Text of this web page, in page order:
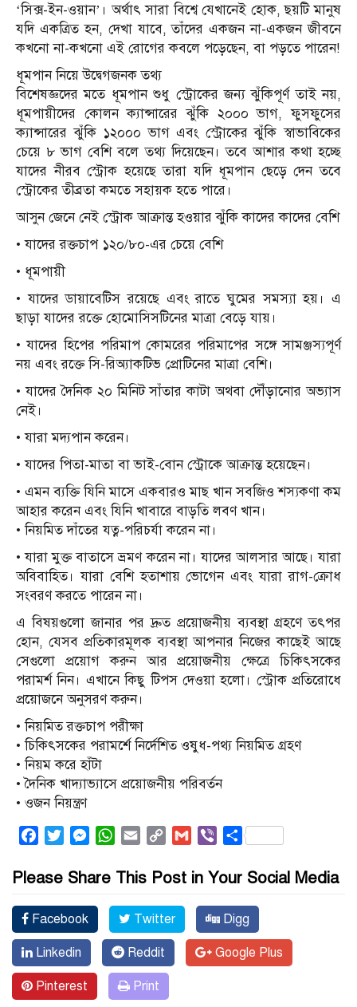
‘সিক্স-ইন-ওয়ান’। অর্থাৎ সারা বিশ্বে যেখানেই হোক, ছয়টি মানুষ
যদি একত্রিত হন, দেখা যাবে, তাঁদের একজন না-একজন জীবনে
কখনো না-কখনো এই রোগের কবলে পড়েছেন, বা পড়তে পারেন!
ধূমপান নিয়ে উদ্বেগজনক তথ্য
বিশেষজ্ঞদের মতে ধূমপান শুধু স্ট্রোকের জন্য ঝুঁকিপূর্ণ তাই নয়,
ধূমপায়ীদের কোলন ক্যান্সারের ঝুঁকি ২০০০ ভাগ, ফুসফুসের
ক্যান্সারের ঝুঁকি ১২০০০ ভাগ এবং স্ট্রোকের ঝুঁকি স্বাভাবিকের
চেয়ে ৮ ভাগ বেশি বলে তথ্য দিয়েছেন। তবে আশার কথা হচ্ছে
যাদের নীরব স্ট্রোক হয়েছে তারা যদি ধূমপান ছেড়ে দেন তবে
স্ট্রোকের তীব্রতা কমতে সহায়ক হতে পারে।
আসুন জেনে নেই স্ট্রোক আক্রান্ত হওয়ার ঝুঁকি কাদের কাদের বেশি
• যাদের রক্তচাপ ১২০/৮০-এর চেয়ে বেশি
• ধূমপায়ী
• যাদের ডায়াবেটিস রয়েছে এবং রাতে ঘুমের সমস্যা হয়। এ
ছাড়া যাদের রক্তে হোমোসিসটিনের মাত্রা বেড়ে যায়।
• যাদের হিপের পরিমাপ কোমরের পরিমাপের সঙ্গে সামঞ্জস্যপূর্ণ
নয় এবং রক্তে সি-রিঅ্যাকটিভ প্রোটিনের মাত্রা বেশি।
• যাদের দৈনিক ২০ মিনিট সাঁতার কাটা অথবা দৌঁড়ানোর অভ্যাস
নেই।
• যারা মদ্যপান করেন।
• যাদের পিতা-মাতা বা ভাই-বোন স্ট্রোকে আক্রান্ত হয়েছেন।
• এমন ব্যক্তি যিনি মাসে একবারও মাছ খান সবজিও শস্যকণা কম
আহার করেন এবং যিনি খাবারে বাড়তি লবণ খান।
• নিয়মিত দাঁতের যত্ন-পরিচর্যা করেন না।
• যারা মুক্ত বাতাসে ভ্রমণ করেন না। যাদের আলসার আছে। যারা
অবিবাহিত। যারা বেশি হতাশায় ভোগেন এবং যারা রাগ-ক্রোধ
সংবরণ করতে পারেন না।
এ বিষয়গুলো জানার পর দ্রুত প্রয়োজনীয় ব্যবস্থা গ্রহণে তৎপর
হোন, যেসব প্রতিকারমূলক ব্যবস্থা আপনার নিজের কাছেই আছে
সেগুলো প্রয়োগ করুন আর প্রয়োজনীয় ক্ষেত্রে চিকিৎসকের
পরামর্শ নিন। এখানে কিছু টিপস দেওয়া হলো। স্ট্রোক প্রতিরোধে
প্রয়োজনে অনুসরণ করুন।
• নিয়মিত রক্তচাপ পরীক্ষা
• চিকিৎসকের পরামর্শে নির্দেশিত ওষুধ-পথ্য নিয়মিত গ্রহণ
• নিয়ম করে হাঁটা
• দৈনিক খাদ্যাভ্যাসে প্রয়োজনীয় পরিবর্তন
• ওজন নিয়ন্ত্রণ
FacebookTwitterMessenger
WhatsApp
Email
Copy
Gmail ViberShare
Please Share This Post in Your Social Media
Facebook Twitter Digg
Linkedin Reddit Google Plus
Pinterest Print